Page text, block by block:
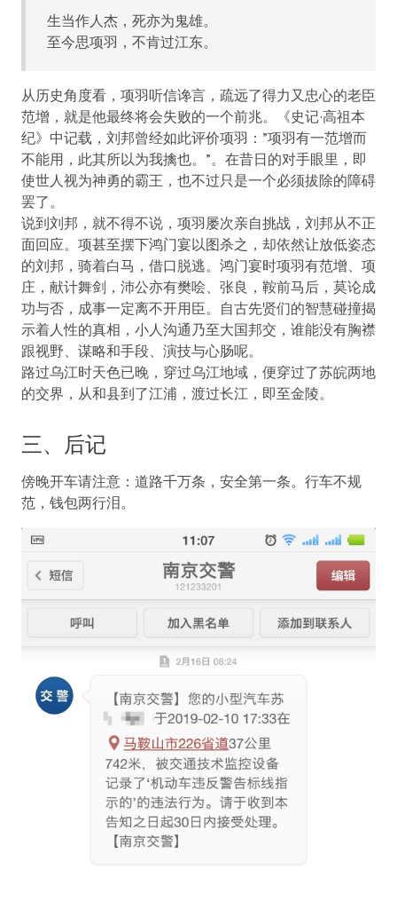
生当作人杰，死亦为鬼雄。
至今思项羽，不肯过江东。
从历史角度看，项羽听信谗言，疏远了得力又忠心的老臣
范增，就是他最终将会失败的一个前兆。《史记·高祖本
纪》中记载，刘邦曾经如此评价项羽：”项羽有一范增而
不能用，此其所以为我擒也。”。在昔日的对手眼里，即
使世人视为神勇的霸王，也不过只是一个必须拔除的障碍
罢了。
说到刘邦，就不得不说，项羽屡次亲自挑战，刘邦从不正
面回应。项甚至摆下鸿门宴以图杀之，却依然让放低姿态
的刘邦，骑着白马，借口脱逃。鸿门宴时项羽有范增、项
庄，献计舞剑，沛公亦有樊哙、张良，鞍前马后，莫论成
功与否，成事一定离不开用臣。自古先贤们的智慧碰撞揭
示着人性的真相，小人沟通乃至大国邦交，谁能没有胸襟
跟视野、谋略和手段、演技与心肠呢。
路过乌江时天色已晚，穿过乌江地域，便穿过了苏皖两地
的交界，从和县到了江浦，渡过长江，即至金陵。
三、后记
傍晚开车请注意：道路千万条，安全第一条。行车不规
范，钱包两行泪。